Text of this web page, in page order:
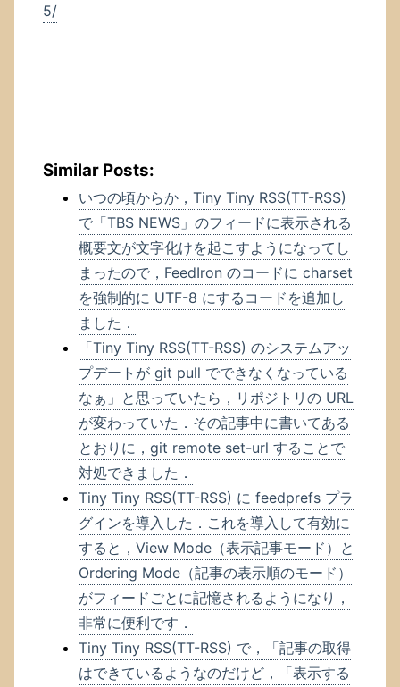
5/
Similar Posts:
いつの頃からか，Tiny Tiny RSS(TT-RSS)
で「TBS NEWS」のフィードに表示される
概要文が文字化けを起こすようになってし
まったので，FeedIron のコードに charset
を強制的に UTF-8 にするコードを追加し
ました．
「Tiny Tiny RSS(TT-RSS) のシステムアッ
プデートが git pull でできなくなっている
なぁ」と思っていたら，リポジトリの URL
が変わっていた．その記事中に書いてある
とおりに，git remote set-url することで
対処できました．
Tiny Tiny RSS(TT-RSS) に feedprefs プラ
グインを導入した．これを導入して有効に
すると，View Mode（表示記事モード）と
Ordering Mode（記事の表示順のモード）
がフィードごとに記憶されるようになり，
非常に便利です．
Tiny Tiny RSS(TT-RSS) で，「記事の取得
はできているようなのだけど，「表示する